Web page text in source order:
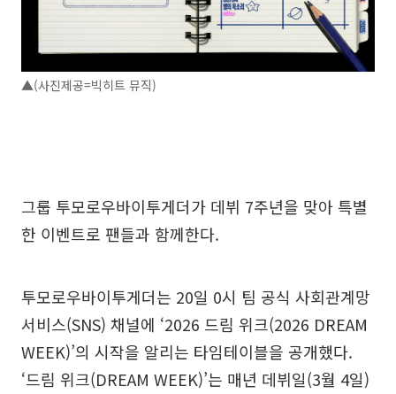
▲(사진제공=빅히트 뮤직)
그룹 투모로우바이투게더가 데뷔 7주년을 맞아 특별
한 이벤트로 팬들과 함께한다.
투모로우바이투게더는 20일 0시 팀 공식 사회관계망
서비스(SNS) 채널에 ‘2026 드림 위크(2026 DREAM
WEEK)’의 시작을 알리는 타임테이블을 공개했다.
‘드림 위크(DREAM WEEK)’는 매년 데뷔일(3월 4일)